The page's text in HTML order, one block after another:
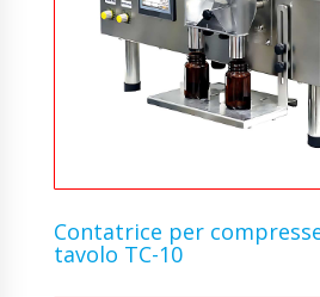
Contatrice per
tavolo TC-10